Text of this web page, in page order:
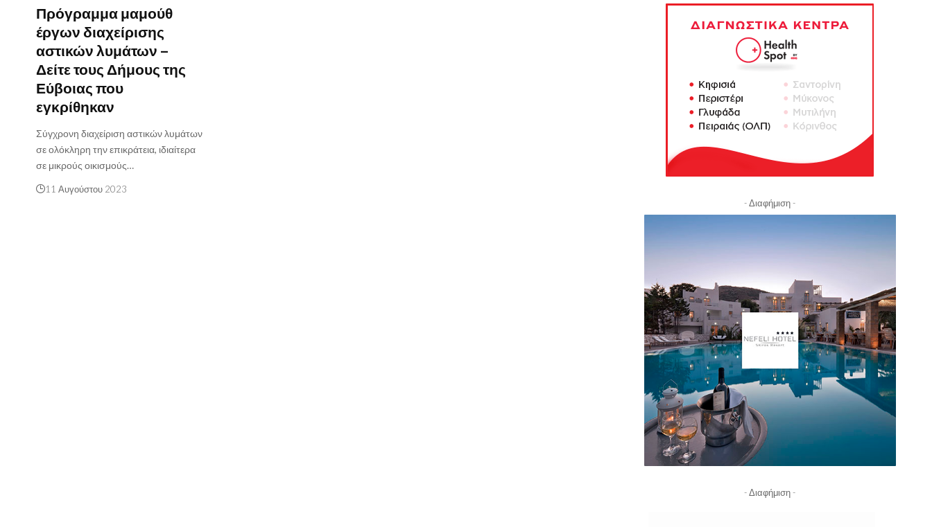
Πρόγραμμα μαμούθ
έργων διαχείρισης
αστικών λυμάτων –
Δείτε τους Δήμους της
Εύβοιας που
εγκρίθηκαν
Σύγχρονη διαχείριση αστικών λυμάτων
σε ολόκληρη την επικράτεια, ιδιαίτερα
σε μικρούς οικισμούς…
11 Αυγούστου 2023
- Διαφήμιση -
- Διαφήμιση -